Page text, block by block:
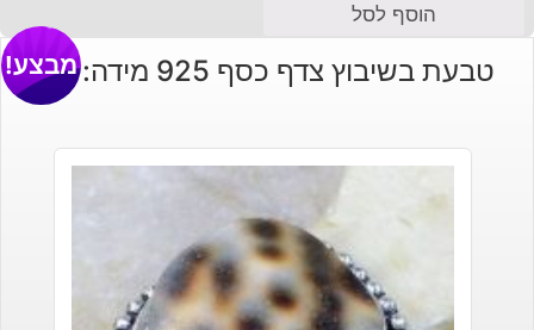
הוסף לסל
טבעת בשיבוץ צדף כסף 925 מידה: 8.5 מבצע!